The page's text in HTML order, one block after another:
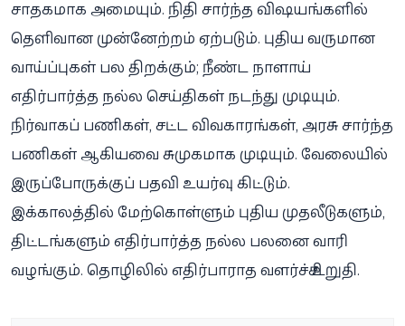
சாதகமாக அமையும். நிதி சார்ந்த விஷயங்களில்
தெளிவான முன்னேற்றம் ஏற்படும். புதிய வருமான
வாய்ப்புகள் பல திறக்கும்; நீண்ட நாளாய்
எதிர்பார்த்த நல்ல செய்திகள் நடந்து முடியும்.
நிர்வாகப் பணிகள், சட்ட விவகாரங்கள், அரசு சார்ந்த
பணிகள் ஆகியவை சுமுகமாக முடியும். வேலையில்
இருப்போருக்குப் பதவி உயர்வு கிட்டும்.
இக்காலத்தில் மேற்கொள்ளும் புதிய முதலீடுகளும்,
திட்டங்களும் எதிர்பார்த்த நல்ல பலனை வாரி
வழங்கும். தொழிலில் எதிர்பாராத வளர்ச்சி உறுதி.